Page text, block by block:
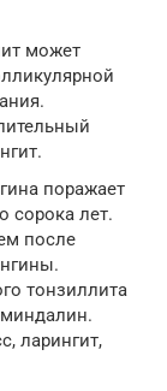
может
поражает
сорока лет.
после
тонзиллита
ларингит,